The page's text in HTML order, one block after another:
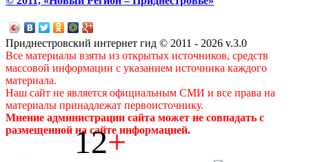
Приднестровский интернет гид © 2011 - 2026 v.3.0
Все материалы взяты из открытых источников, средств
массовой информации с указанием источника каждого
материала.
Наш сайт не является официальным СМИ и все права на
материалы принадлежат первоисточнику.
Мнение администрации сайта может не совпадать с
размещенной на сайте информацией.
12+